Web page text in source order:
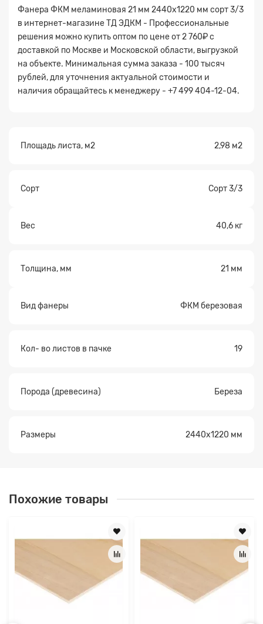
Фанера ФКМ меламиновая 21 мм 2440х1220 мм сорт 3/3
в интернет-магазине ТД ЭДКМ - Профессиональные
решения можно купить оптом по цене от 2 760₽ с
доставкой по Москве и Московской области, выгрузкой
на объекте. Минимальная сумма заказа - 100 тысяч
рублей, для уточнения актуальной стоимости и
наличия обращайтесь к менеджеру - +7 499 404-12-04.
Площадь листа, м2 2,98 м2
Сорт Сорт 3/3
Вес 40,6 кг
Толщина, мм 21 мм
Вид фанеры ФКМ березовая
Кол- во листов в пачке 19
Порода (древесина) Береза
Рaзмеры 2440x1220 мм
Похожие товары